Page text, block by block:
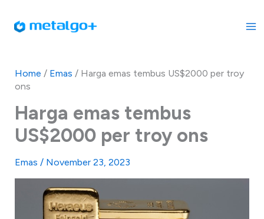
Home / Emas / Harga emas tembus US$2000 per troy
ons
Harga emas tembus
US$2000 per troy ons
Emas / November 23, 2023